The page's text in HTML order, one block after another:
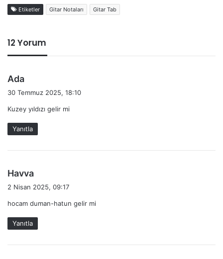
Etiketler Gitar Notaları Gitar Tab
12 Yorum
Ada
i
k
i
30 Temmuz 2025, 18:10
Kuzey yıldızı gelir mi
Yanıtla
Havva
e
i
k
i
2 Nisan 2025, 09:17
hocam duman-hatun gelir mi
Yanıtla